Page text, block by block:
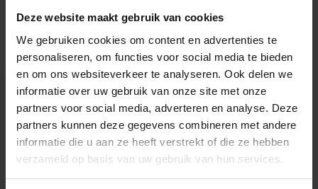
Deze website maakt gebruik van cookies
We gebruiken cookies om content en advertenties te
personaliseren, om functies voor social media te bieden
en om ons websiteverkeer te analyseren. Ook delen we
informatie over uw gebruik van onze site met onze
partners voor social media, adverteren en analyse. Deze
partners kunnen deze gegevens combineren met andere
informatie die u aan ze heeft verstrekt of die ze hebben
verzameld op basis van uw gebruik van hun services.
Laatst bekeken
Just in Case Samsung
Galaxy A16 / A17
Tempered Glass -
Screenprotector